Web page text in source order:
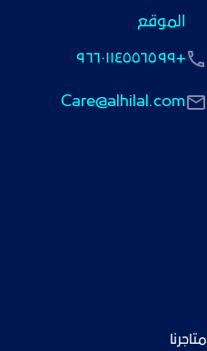
الموقع
Care@alhilal.com
+٩٦٦٠١١٤٥٥٦٥٩٩
متاجرنا